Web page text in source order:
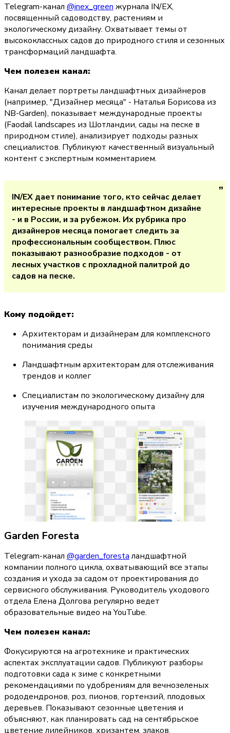
Telegram-канал @inex_green журнала IN/EX,
посвященный садоводству, растениям и
экологическому дизайну. Охватывает темы от
высококлассных садов до природного стиля и сезонных
трансформаций ландшафта.
Чем полезен канал:
Канал делает портреты ландшафтных дизайнеров
(например, "Дизайнер месяца" - Наталья Борисова из
NB-Garden), показывает международные проекты
(Faodail landscapes из Шотландии, сады на песке в
природном стиле), анализирует подходы разных
специалистов. Публикуют качественный визуальный
контент с экспертным комментарием.
IN/EX дает понимание того, кто сейчас делает
интересные проекты в ландшафтном дизайне
- и в России, и за рубежом. Их рубрика про
дизайнеров месяца помогает следить за
профессиональным сообществом. Плюс
показывают разнообразие подходов - от
лесных участков с прохладной палитрой до
садов на песке.
Кому подойдет:
Архитекторам и дизайнерам для комплексного
понимания среды
Ландшафтным архитекторам для отслеживания
трендов и коллег
Специалистам по экологическому дизайну для
изучения международного опыта
Garden Foresta
Telegram-канал @garden_foresta ландшафтной
компании полного цикла, охватывающий все этапы
создания и ухода за садом от проектирования до
сервисного обслуживания. Руководитель уходового
отдела Елена Долгова регулярно ведет
образовательные видео на YouTube.
Чем полезен канал:
Фокусируются на агротехнике и практических
аспектах эксплуатации садов. Публикуют разборы
подготовки сада к зиме с конкретными
рекомендациями по удобрениям для вечнозеленых
рододендронов, роз, пионов, гортензий, плодовых
деревьев. Показывают сезонные цветения и
объясняют, как планировать сад на сентябрьское
цветение лилейников, хризантем, злаков.